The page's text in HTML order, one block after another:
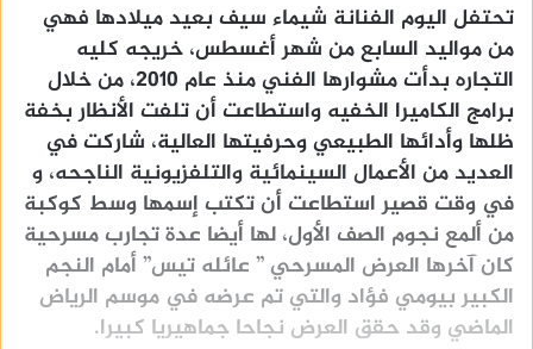
تحتفل اليوم الفنانة شيماء سيف بعيد ميلادها فهي
من مواليد السابع من شهر أغسطس، خريجه كليه
التجاره بدأت مشوارها الفني منذ عام ٢٠١٠، من خلال
برامج الكاميرا الخفيه واستطاعت أن تلفت الأنظار بخفة
ظلها وأدائها الطبيعي وحرفيتها العالية، شاركت في
العديد من الأعمال السينمائية والتلفزيونية الناجحه، و
في وقت قصير استطاعت أن تكتب إسمها وسط كوكبة
من ألمع نجوم الصف الأول، لها أيضا عدة تجارب مسرحية
كان آخرها العرض المسرحي ” عائله تيس” أمام النجم
الكبير بيومي فؤاد والتي تم عرضه في موسم الرياض
الماضي وقد حقق العرض نجاحا جماهيريا كبيرا.